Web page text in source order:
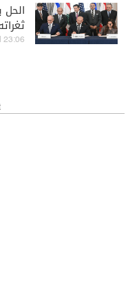
23:06 | 2026-08-06